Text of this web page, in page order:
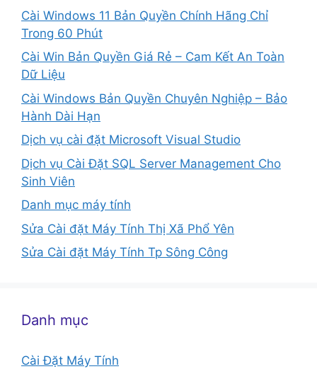
Cài Windows 11 Bản Quyền Chính Hãng Chỉ
Trong 60 Phút
Cài Win Bản Quyền Giá Rẻ – Cam Kết An Toàn
Dữ Liệu
Cài Windows Bản Quyền Chuyên Nghiệp – Bảo
Hành Dài Hạn
Dịch vụ cài đặt Microsoft Visual Studio
Dịch vụ Cài Đặt SQL Server Management Cho
Sinh Viên
Danh mục máy tính
Sửa Cài đặt Máy Tính Thị Xã Phổ Yên
Sửa Cài đặt Máy Tính Tp Sông Công
Danh mục
Cài Đặt Máy Tính